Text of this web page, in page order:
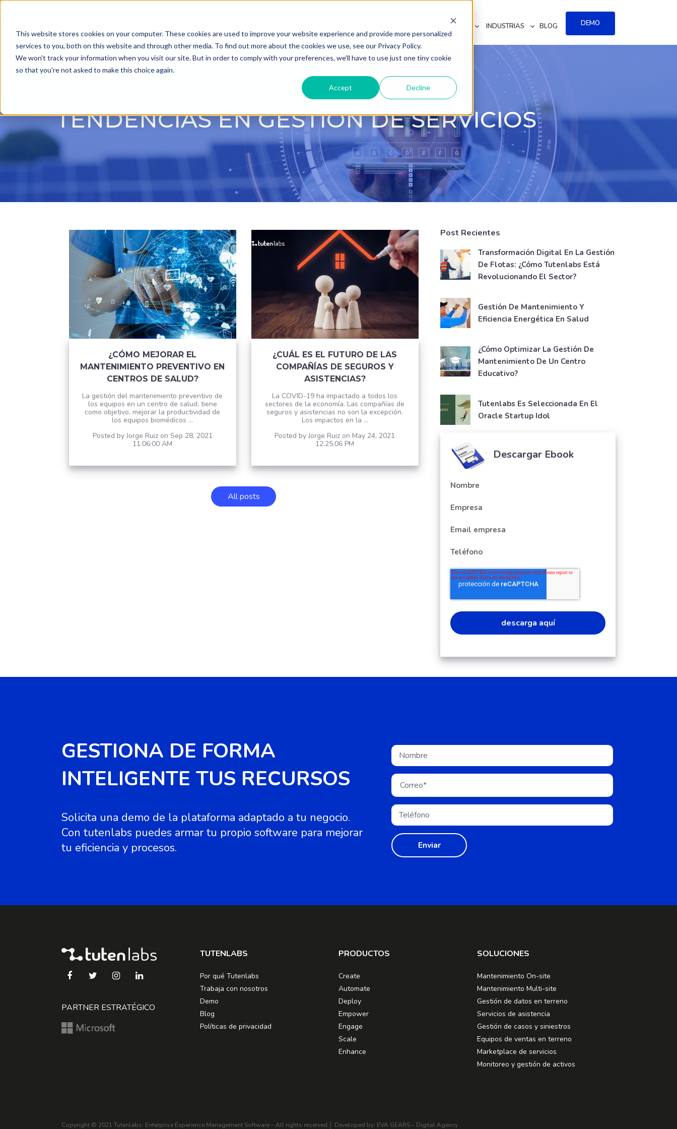
This website stores cookies on your computer. These cookies are used to improve your website experience and provide more personalized
services to you, both on this website and through other media. To find out more about the cookies we use, see our Privacy Policy.
We won't track your information when you visit our site. But in order to comply with your preferences, we'll have to use just one tiny cookie
so that you're not asked to make this choice again.
Accept Decline
SOLUCIONES INDUSTRIAS BLOG DEMO
TENDENCIAS EN GESTIÓN DE SERVICIOS
¿CÓMO MEJORAR EL
MANTENIMIENTO PREVENTIVO EN
CENTROS DE SALUD?
La gestión del mantenimiento preventivo de
los equipos en un centro de salud, tiene
como objetivo, mejorar la productividad de
los equipos biomédicos ...
Posted byJorge Ruizon Sep 28, 2021
11:06:00 AM
¿CUÁL ES EL FUTURO DE LAS
COMPAÑÍAS DE SEGUROS Y
ASISTENCIAS?
La COVID-19 ha impactado a todos los
sectores de la economía. Las compañías de
seguros y asistencias no son la excepción.
Los impactos en la ...
Posted byJorge Ruiz on May 24, 2021
12:25:06 PM
All posts
Post Recientes
Transformación Digital En La Gestión
De Flotas: ¿Cómo Tutenlabs Está
Revolucionando El Sector?
Gestión De Mantenimiento Y
Eficiencia Energética En Salud
¿Cómo Optimizar La Gestión De
Mantenimiento De Un Centro
Educativo?
Tutenlabs Es Seleccionada En El
Oracle Startup Idol
Descargar Ebook
GESTIONA DE FORMA
INTELIGENTE TUS RECURSOS
Solicita una demo de la plataforma adaptado a tu negocio.
Con tutenlabs puedes armar tu propio software para mejorar
tu eficiencia y procesos.
PARTNER ESTRATÉGICO
TUTENLABS
Por qué Tutenlabs
Trabaja con nosotros
Demo
Blog
Políticas de privacidad
PRODUCTOS
Create
Automate
Deploy
Empower
Engage
Scale
Enhance
SOLUCIONES
Mantenimiento On-site
Mantenimiento Multi-site
Gestión de datos en terreno
Servicios de asistencia
Gestión de casos y siniestros
Equipos de ventas en terreno
Marketplace de servicios
Monitoreo y gestión de activos
Copyright © 2021 Tutenlabs: Enterprise Experience Management Software– All rights reserved │ Developed by: EVA GEARS – Digital Agency